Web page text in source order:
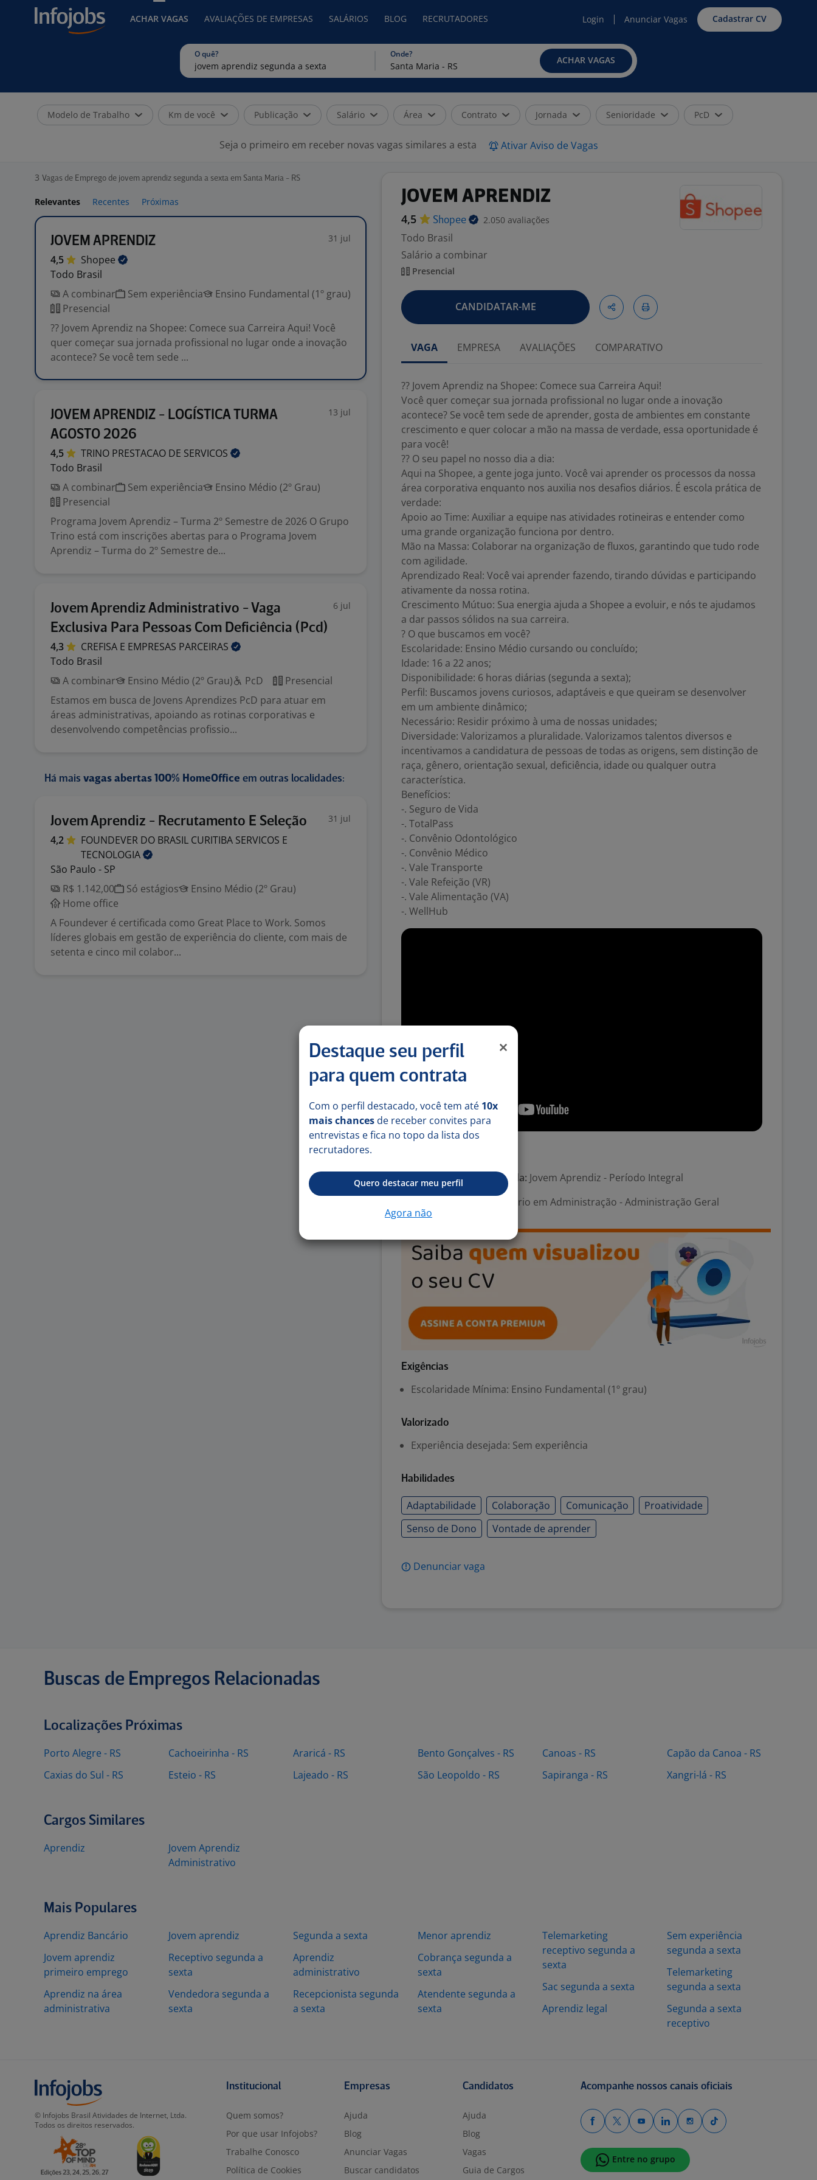
ACHAR VAGAS AVALIAÇÕES DE EMPRESAS SALÁRIOS BLOG RECRUTADORES Login Anunciar Vagas Cadastrar CV
O quê? Onde?
ACHAR VAGAS
Modelo de Trabalho Km de você Publicação Salário Área Contrato Jornada Senioridade PcD
Seja o primeiro em receber novas vagas similares a esta Ativar Aviso de Vagas
3 Vagas de Emprego de jovem aprendiz segunda a sexta em Santa Maria - RS
Relevantes Recentes Próximas
JOVEM APRENDIZ 31 jul
4,5
Shopee
Todo Brasil
A combinar
Sem experiência
Ensino Fundamental (1º grau)
Presencial
?? Jovem Aprendiz na Shopee: Comece sua Carreira Aqui! Você
quer começar sua jornada profissional no lugar onde a inovação
acontece? Se você tem sede ...
JOVEM APRENDIZ - LOGÍSTICA TURMA
AGOSTO 2026
13 jul
4,5 TRINO PRESTACAO DE SERVICOS
Todo Brasil
A combinar
Sem experiência
Ensino Médio (2º Grau)
Presencial
Programa Jovem Aprendiz – Turma 2º Semestre de 2026 O Grupo
Trino está com inscrições abertas para o Programa Jovem
Aprendiz – Turma do 2º Semestre de...
Jovem Aprendiz Administrativo - Vaga
Exclusiva Para Pessoas Com Deficiência (Pcd)
6 jul
4,3 CREFISA E EMPRESAS PARCEIRAS
Todo Brasil
A combinar
Ensino Médio (2º Grau) PcD
Presencial
Estamos em busca de Jovens Aprendizes PcD para atuar em
áreas administrativas, apoiando as rotinas corporativas e
desenvolvendo competências profissio...
Há mais vagas abertas 100% HomeOffice em outras localidades:
Jovem Aprendiz - Recrutamento E Seleção 31 jul
4,2
FOUNDEVER DO BRASIL CURITIBA SERVICOS E
TECNOLOGIA
São Paulo - SP
R$ 1.142,00
Só estágios
Ensino Médio (2º Grau)
Home office
A Foundever é certificada como Great Place to Work. Somos
líderes globais em gestão de experiência do cliente, com mais de
setenta e cinco mil colabor...
JOVEM APRENDIZ
4,5 Shopee 2.050 avaliações
Todo Brasil
Salário a combinar
Presencial
CANDIDATAR-ME
VAGA EMPRESA AVALIAÇÕES COMPARATIVO
?? Jovem Aprendiz na Shopee: Comece sua Carreira Aqui!
Você quer começar sua jornada profissional no lugar onde a inovação
acontece? Se você tem sede de aprender, gosta de ambientes em constante
crescimento e quer colocar a mão na massa de verdade, essa oportunidade é
para você!
?? O seu papel no nosso dia a dia:
Aqui na Shopee, a gente joga junto. Você vai aprender os processos da nossa
área corporativa enquanto nos auxilia nos desafios diários. É escola prática de
verdade:
Apoio ao Time: Auxiliar a equipe nas atividades rotineiras e entender como
uma grande organização funciona por dentro.
Mão na Massa: Colaborar na organização de fluxos, garantindo que tudo rode
com agilidade.
Aprendizado Real: Você vai aprender fazendo, tirando dúvidas e participando
ativamente da nossa rotina.
Crescimento Mútuo: Sua energia ajuda a Shopee a evoluir, e nós te ajudamos
a dar passos sólidos na sua carreira.
? O que buscamos em você?
Escolaridade: Ensino Médio cursando ou concluído;
Idade: 16 a 22 anos;
Disponibilidade: 6 horas diárias (segunda a sexta);
Perfil: Buscamos jovens curiosos, adaptáveis e que queiram se desenvolver
em um ambiente dinâmico;
Necessário: Residir próximo à uma de nossas unidades;
Diversidade: Valorizamos a pluralidade. Valorizamos talentos diversos e
incentivamos a candidatura de pessoas de todas as origens, sem distinção de
raça, gênero, orientação sexual, deficiência, idade ou qualquer outra
característica.
Benefícios:
-. Seguro de Vida
-. TotalPass
-. Convênio Odontológico
-. Convênio Médico
-. Vale Transporte
-. Vale Refeição (VR)
-. Vale Alimentação (VA)
-. WellHub
Tipo de contrato e Jornada: Jovem Aprendiz - Período Integral
Estagiário em Administração - Administração Geral
Exigências
Escolaridade Mínima: Ensino Fundamental (1º grau)
Valorizado
Experiência desejada: Sem experiência
Habilidades
Adaptabilidade Colaboração Comunicação
Proatividade
Senso de Dono
Vontade de aprender
Denunciar vaga
Buscas de Empregos Relacionadas
Localizações Próximas
Porto Alegre - RS
Caxias do Sul - RS
Cachoeirinha - RS
Esteio - RS
Araricá - RS
Lajeado - RS
Bento Gonçalves - RS
São Leopoldo - RS
Canoas - RS
Sapiranga - RS
Capão da Canoa - RS
Xangri-lá - RS
Cargos Similares
Aprendiz
Jovem Aprendiz
Administrativo
Mais Populares
Aprendiz Bancário
Jovem aprendiz
primeiro emprego
Aprendiz na área
administrativa
Jovem aprendiz
Receptivo segunda a
sexta
Vendedora segunda a
sexta
Segunda a sexta
Aprendiz
administrativo
Recepcionista segunda
a sexta
Menor aprendiz
Cobrança segunda a
sexta
Atendente segunda a
sexta
Telemarketing
receptivo segunda a
sexta
Sac segunda a sexta
Aprendiz legal
Sem experiência
segunda a sexta
Telemarketing
segunda a sexta
Segunda a sexta
receptivo
Destaque seu perfil
para quem contrata
Com o perfil destacado, você tem até 10x
mais chances de receber convites para
entrevistas e fica no topo da lista dos
recrutadores.
Quero destacar meu perfil
Agora não
© Infojobs Brasil Atividades de Internet, Ltda.
Todos os direitos reservados.
Institucional
Quem somos?
Por que usar Infojobs?
Trabalhe Conosco
Política de Cookies
Empresas
Ajuda
Blog
Anunciar Vagas
Buscar candidatos
Candidatos
Ajuda
Blog
Vagas
Guia de Cargos
Acompanhe nossos canais oficiais
Entre no grupo